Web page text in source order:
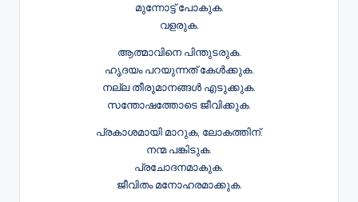
മുന്നോട്ട് പോകുക.
വളരുക.
ആത്മാവിനെ പിന്തുടരുക.
ഹൃദയം പറയുന്നത് കേൾക്കുക.
നല്ല തീരുമാനങ്ങൾ എടുക്കുക.
സന്തോഷത്തോടെ ജീവിക്കുക.
പ്രകാശമായി മാറുക, ലോകത്തിന്.
നന്മ പങ്കിടുക.
പ്രചോദനമാകുക.
ജീവിതം മനോഹരമാക്കുക.